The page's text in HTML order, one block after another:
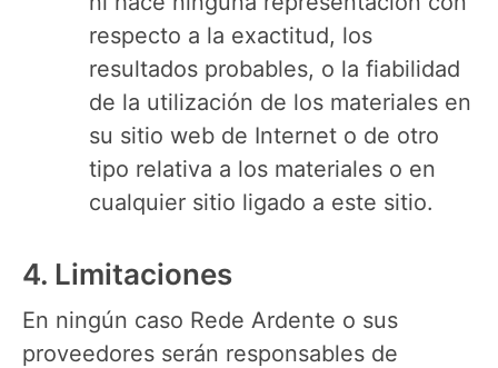
respecto a la exactitud, los
resultados probables, o la fiabilidad
de la utilización de los materiales en
su sitio web de Internet o de otro
tipo relativa a los materiales o en
cualquier sitio ligado a este sitio.
4. Limitaciones
En ningún caso Rede Ardente o sus
proveedores serán responsables de